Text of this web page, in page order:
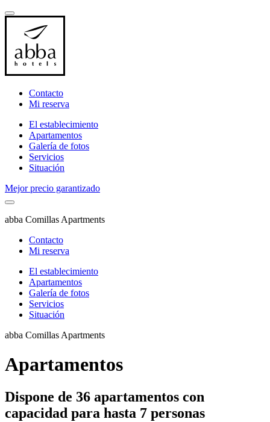
Contacto
Mi reserva
El establecimiento
Apartamentos
Galería de fotos
Servicios
Situación
Mejor precio garantizado
abba Comillas Apartments
Contacto
Mi reserva
El establecimiento
Apartamentos
Galería de fotos
Servicios
Situación
abba Comillas Apartments
Apartamentos
Dispone de 36 apartamentos con
capacidad para hasta 7 personas